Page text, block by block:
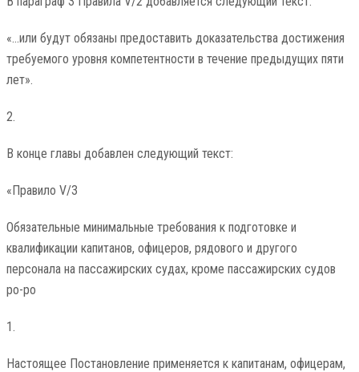
«…или будут обязаны предоставить доказательства достижения
требуемого уровня компетентности в течение предыдущих пяти
лет».
2.
В конце главы добавлен следующий текст:
«Правило V/3
Обязательные минимальные требования к подготовке и
квалификации капитанов, офицеров, рядового и другого
персонала на пассажирских судах, кроме пассажирских судов
ро-ро
1.
Настоящее Постановление применяется к капитанам, офицерам,